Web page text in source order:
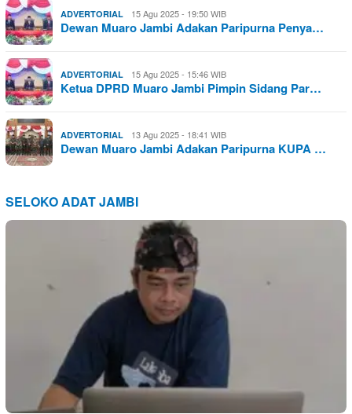
ADVERTORIAL 15 Agu 2025 - 19:50 WIB
Dewan Muaro Jambi Adakan Paripurna Penya…
ADVERTORIAL 15 Agu 2025 - 15:46 WIB
Ketua DPRD Muaro Jambi Pimpin Sidang Par…
ADVERTORIAL 13 Agu 2025 - 18:41 WIB
Dewan Muaro Jambi Adakan Paripurna KUPA …
SELOKO ADAT JAMBI